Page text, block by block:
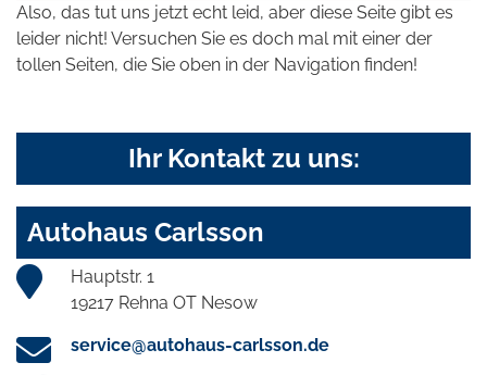
Also, das tut uns jetzt echt leid, aber diese Seite gibt es
leider nicht! Versuchen Sie es doch mal mit einer der
tollen Seiten, die Sie oben in der Navigation finden!
Ihr Kontakt zu uns:
Autohaus Carlsson
Hauptstr. 1
19217 Rehna OT Nesow
service@autohaus-carlsson.de